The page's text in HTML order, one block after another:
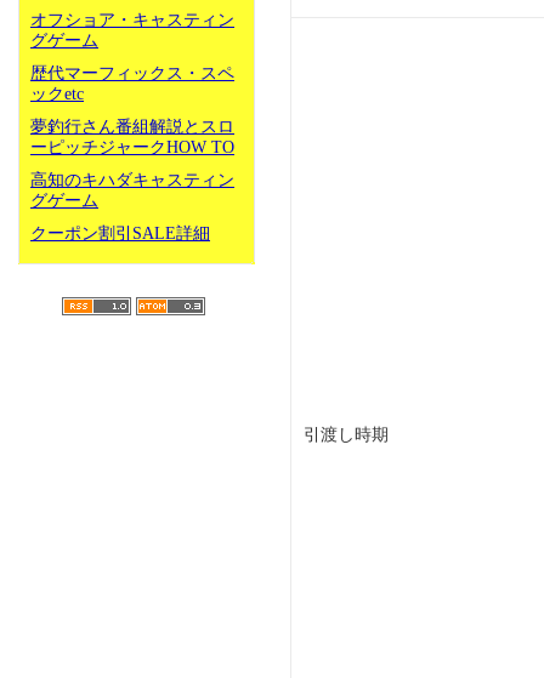
オフショア・キャスティン
グゲーム
歴代マーフィックス・スペ
ックetc
夢釣行さん番組解説とスロ
ーピッチジャークHOW TO
高知のキハダキャスティン
グゲーム
クーポン割引SALE詳細
引渡し時期